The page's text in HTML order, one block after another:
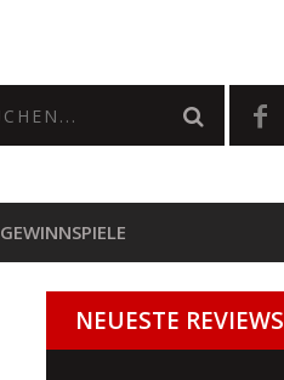
GEWINNSPIELE
NEUESTE REVIEWS